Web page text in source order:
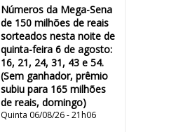
Números da Mega-Sena
de 150 milhões de reais
sorteados nesta noite de
quinta-feira 6 de agosto:
16, 21, 24, 31, 43 e 54.
(Sem ganhador, prêmio
subiu para 165 milhões
de reais, domingo)
Quinta 06/08/26 - 21h06